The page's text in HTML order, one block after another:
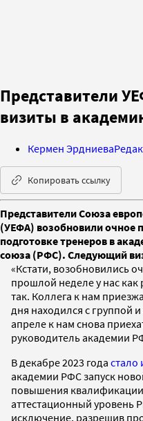
Представители
визиты в
Кермен Эрдниева
Копировать ссылку
Представители Союза
(УЕФА) возобновили очное
подготовке тренеров в
союза (РФС). Следующий
«Кстати, возобновились
прошлой неделе у нас
так. Коллега к нам
дня находился с группой
апреле к нам снова
руководитель академии
В декабре 2023 года стало
академии РФС запуск
повышения
аттестационный уровень
исключение, разрешив